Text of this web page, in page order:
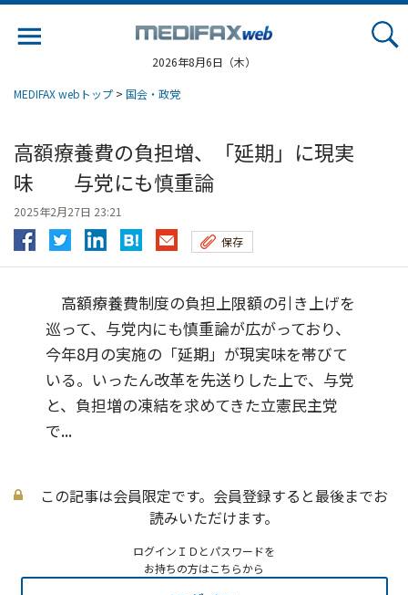
2026年8月6日（木）
MEDIFAX webトップ > 国会・政党
高額療養費の負担増、「延期」に現実
味 与党にも慎重論
2025年2月27日 23:21
保存
高額療養費制度の負担上限額の引き上げを
巡って、与党内にも慎重論が広がっており、
今年8月の実施の「延期」が現実味を帯びて
いる。いったん改革を先送りした上で、与党
と、負担増の凍結を求めてきた立憲民主党
で...
この記事は会員限定です。会員登録すると最後までお
読みいただけます。
ログインＩＤとパスワードを
お持ちの方はこちらから